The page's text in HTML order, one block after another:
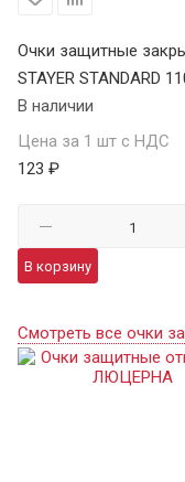
Очки защитные
STAYER STANDARD
В наличии
Цена за 1 шт с НДС
123 ₽
В корзину
Смотреть все очки